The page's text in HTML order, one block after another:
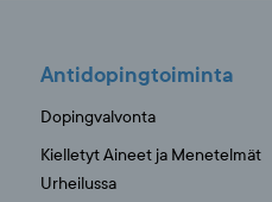
Antidopingtoiminta
Dopingvalvonta
Kielletyt Aineet ja Menetelmät
Urheilussa